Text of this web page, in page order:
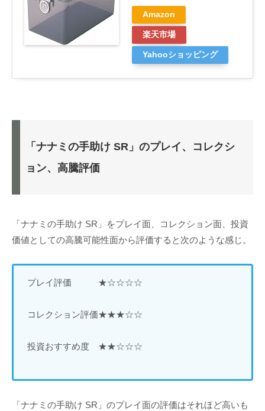
Amazon
楽天市場
Yahooショッピング
「ナナミの手助け SR」のプレイ、コレクシ
ョン、高騰評価
「ナナミの手助け SR」をプレイ面、コレクション面、投資
価値としての高騰可能性面から評価すると次のような感じ。
プレイ評価 ★☆☆☆☆
コレクション評価★★★☆☆
投資おすすめ度 ★★☆☆☆
「ナナミの手助け SR」のプレイ面の評価はそれほど高いも